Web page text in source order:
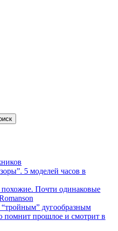
5 моделей часов в
Почти одинаковые
дугообразным
помнит прошлое и смотрит в